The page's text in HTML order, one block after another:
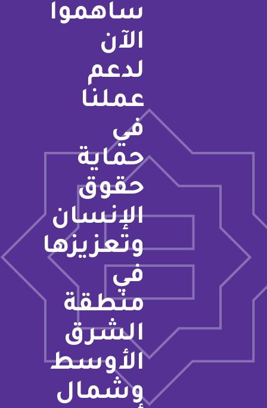
ساهموا
الآن
لدعم
عملنا
في
حماية
حقوق
الإنسان
وتعزيزها
في
منطقة
الشرق
الأوسط
وشمال